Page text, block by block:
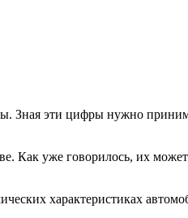
Зная эти цифры нужно
Как уже говорилось, их
характеристиках